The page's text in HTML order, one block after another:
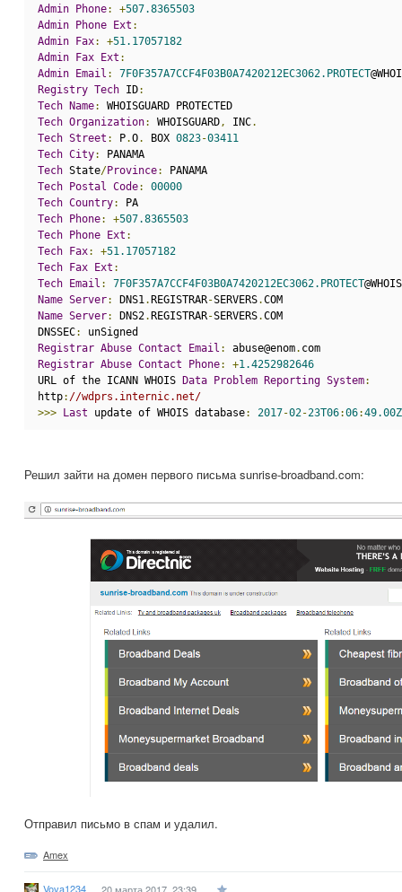
Admin Phone: +507.8365503
Admin
Phone Ext :
Admin
Fax: +51.17057182
Admin
Fax Ext :
Admin
Email : 7F0F357A7CCF4F03B0A7420212EC3062.PROTECT
Registry Tech ID:
Tech
Name:
WHOISGUARD PROTECTED
Tech Organization: WHOISGUARD, INC.
Tech Street : P.O. BOX 0823-03411
Tech City:
PANAMA
Tech State/Province:
PANAMA
Tech
Postal Code:
00000
Tech Country:
PA
Tech
Phone: +507.8365503
Tech
Phone Ext :
Tech
Fax: +51.17057182
Tech
Fax Ext :
Tech
Email : 7F0F357A7CCF4F03B0A7420212EC3062.PROTECT
Name Server: DNS1. REGISTRAR-SERVERS.COM
Name Server: DNS2. REGISTRAR-SERVERS.COM
DNSSEC:
unSigned
Registrar Abuse Contact Email : abuse@enom. com
Registrar Abuse Contact Phone: +1.4252982646
URL of the ICANN WHOIS
Data Problem Reporting System:
http: //wdprs.internic.net/
>>>
Last update of WHOIS database: 2017-02-23T06:06:49.00Z
Решил зайти на домен первого письма sunrise-broadband.com:
Отправил письмо в спам и удалил.
Amex
Vova1234